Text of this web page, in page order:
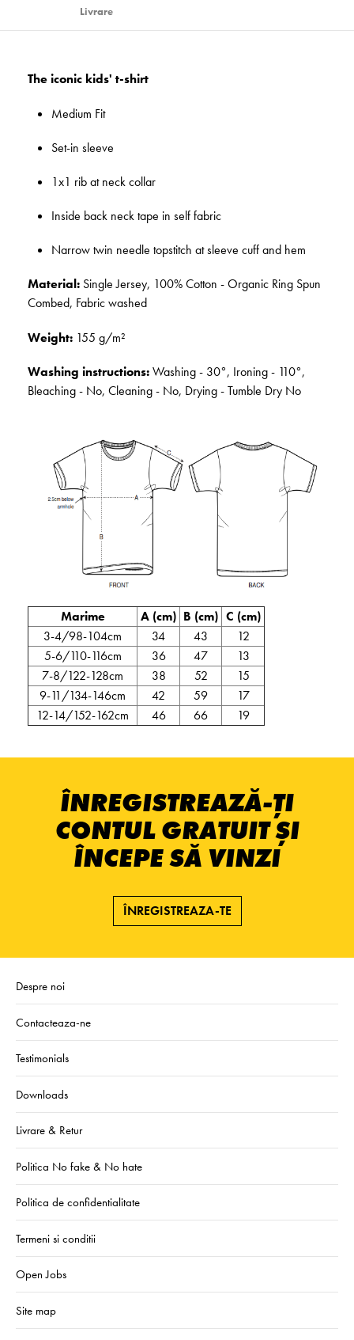
Livrare
The iconic kids' t-shirt
Medium Fit
Set-in sleeve
1x1 rib at neck collar
Inside back neck tape in self fabric
Narrow twin needle topstitch at sleeve cuff and hem
Material: Single Jersey, 100% Cotton - Organic Ring Spun
Combed, Fabric washed
Weight: 155 g/m²
Washing instructions:Washing - 30°, Ironing - 110°,
Bleaching - No, Cleaning - No, Drying - Tumble Dry No
Marime A (cm) B (cm) C (cm)
3-4/98-104cm
34 43
12
5-6/110-116cm
36 47
13
7-8/122-128cm
38 52
15
9-11/134-146cm
42 59
17
12-14/152-162cm
46 66 19
ÎNREGISTREAZĂ-ȚI
CONTUL GRATUIT ȘI
ÎNCEPE SĂ VINZI
ÎNREGISTREAZA-TE
Despre noi
Contacteaza-ne
Testimonials
Downloads
Livrare & Retur
Politica No fake & No hate
Politica de confidentialitate
Termeni si conditii
Open Jobs
Site map